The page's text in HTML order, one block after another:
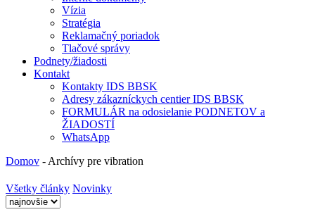
Vízia
Stratégia
Reklamačný poriadok
Tlačové správy
Podnety/žiadosti
Kontakt
Kontakty IDS BBSK
Adresy zákazníckych centier IDS BBSK
FORMULÁR na odosielanie PODNETOV a
ŽIADOSTÍ
WhatsApp
Domov - Archívy pre vibration
Všetky články Novinky